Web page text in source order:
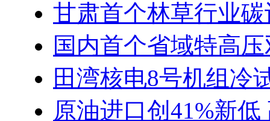
甘肃首个林草行业
国内首个省域特高
田湾核电8号机组冷
原油进口创41%新低